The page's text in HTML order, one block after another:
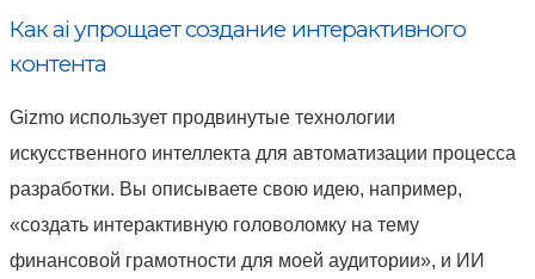
Как ai упрощает создание интерактивного
контента
Gizmo использует продвинутые технологии
искусственного интеллекта для автоматизации процесса
разработки. Вы описываете свою идею, например,
«создать интерактивную головоломку на тему
финансовой грамотности для моей аудитории», и ИИ